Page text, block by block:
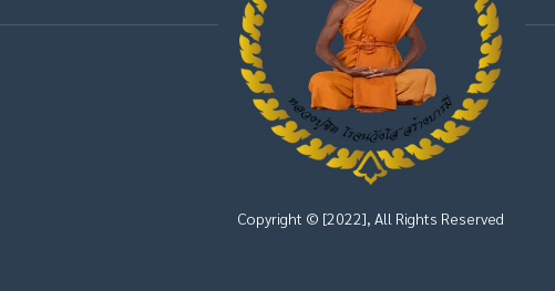
Copyright © [2022], All Rights Reserved